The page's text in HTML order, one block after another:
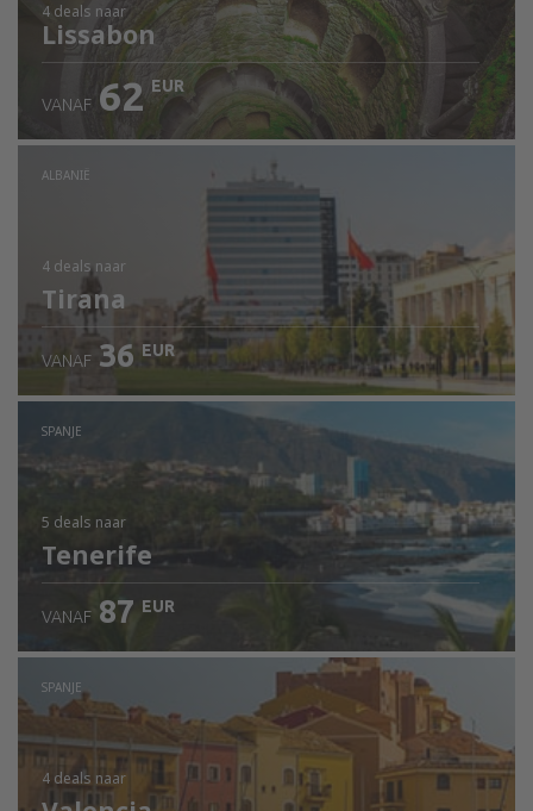
4 deals naar
Lissabon
VANAF 62 EUR
ALBANIË
4 deals naar
Tirana
VANAF 36 EUR
SPANJE
5 deals naar
Tenerife
VANAF 87 EUR
SPANJE
4 deals naar